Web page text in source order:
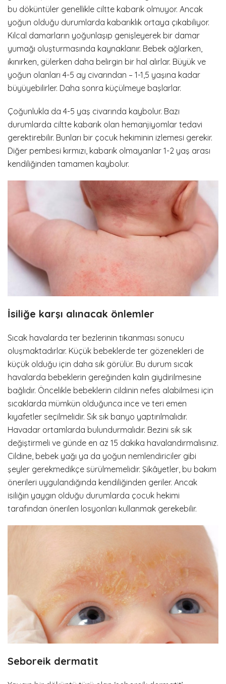
bu döküntüler genellikle ciltte kabarık olmuyor. Ancak
yoğun olduğu durumlarda kabarıklık ortaya çıkabiliyor.
Kılcal damarların yoğunlaşıp genişleyerek bir damar
yumağı oluşturmasında kaynaklanır. Bebek ağlarken,
ıkınırken, gülerken daha belirgin bir hal alırlar. Büyük ve
yoğun olanları 4-5 ay civarından – 1-1,5 yaşına kadar
büyüyebilirler. Daha sonra küçülmeye başlarlar.
Çoğunlukla da 4-5 yaş civarında kaybolur. Bazı
durumlarda ciltte kabarık olan hemanjiyomlar tedavi
gerektirebilir. Bunları bir çocuk hekiminin izlemesi gerekir.
Diğer pembesi kırmızı, kabarık olmayanlar 1-2 yaş arası
kendiliğinden tamamen kaybolur.
İsiliğe karşı alınacak önlemler
Sıcak havalarda ter bezlerinin tıkanması sonucu
oluşmaktadırlar. Küçük bebeklerde ter gözenekleri de
küçük olduğu için daha sık görülür. Bu durum sıcak
havalarda bebeklerin gereğinden kalın giydirilmesine
bağlıdır. Öncelikle bebeklerin cildinin nefes alabilmesi için
sıcaklarda mümkün olduğunca ince ve teri emen
kıyafetler seçilmelidir. Sık sık banyo yaptırılmalıdır.
Havadar ortamlarda bulundurmalıdır. Bezini sık sık
değiştirmeli ve günde en az 15 dakika havalandırmalısınız.
Cildine, bebek yağı ya da yoğun nemlendiriciler gibi
şeyler gerekmedikçe sürülmemelidir. Şikâyetler, bu bakım
önerileri uygulandığında kendiliğinden geriler. Ancak
isiliğin yaygın olduğu durumlarda çocuk hekimi
tarafından önerilen losyonları kullanmak gerekebilir.
Seboreik dermatit